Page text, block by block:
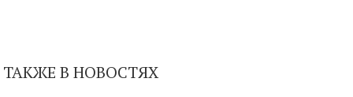
ТАКЖЕ В НОВОСТЯХ